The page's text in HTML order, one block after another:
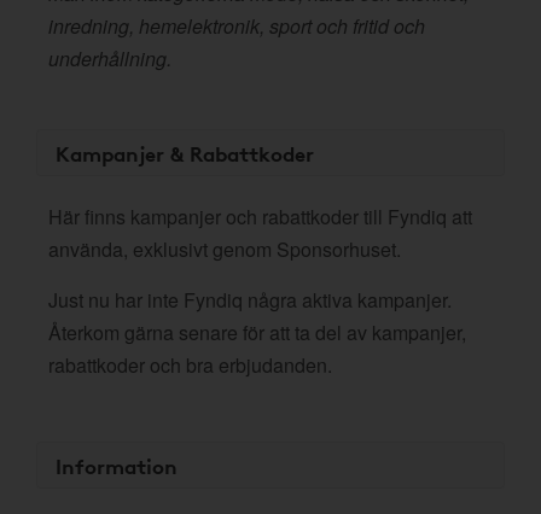
inredning, hemelektronik, sport och fritid och
underhållning.
Kampanjer & Rabattkoder
Här finns kampanjer och rabattkoder till Fyndiq att
använda, exklusivt genom Sponsorhuset.
Just nu har inte Fyndiq några aktiva kampanjer.
Återkom gärna senare för att ta del av kampanjer,
rabattkoder och bra erbjudanden.
Information